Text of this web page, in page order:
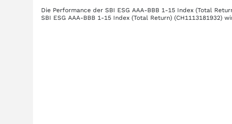
Die Performance der SBI ESG AAA-BBB 1-15 Index (Total
SBI ESG AAA-BBB 1-15 Index (Total Return) (CH1113181932)